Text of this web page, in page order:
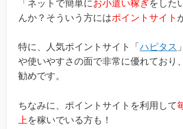
「ネットで簡単にお小遣い稼ぎをした
んか？そういう方にはポイントサイト
特に、人気ポイントサイト「 ハピタス
や使いやすさの面で非常に優れており、
勧めです。
ちなみに、ポイントサイトを利用して
上 を稼いでいる方も！